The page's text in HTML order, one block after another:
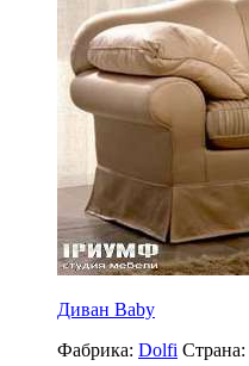
Диван Baby
Фабрика: Dolfi Страна: